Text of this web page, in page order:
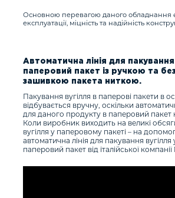
Основною перевагою даного обладнання
експлуатації, міцність та надійність
Автоматична лінія для пакування
паперовий пакет із ручкою та без
зашивкою пакета ниткою.
Пакування вугілля в паперові пакети в
відбувається вручну, оскільки
для даного продукту в паперовий пакет
Коли виробник виходить на великі
вугілля у паперовому пакеті – на
автоматична лінія для пакування вугілля
паперовий пакет від італійської